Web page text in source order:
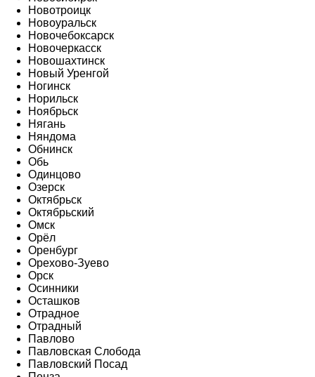
Новотроицк
Новоуральск
Новочебоксарск
Новочеркасск
Новошахтинск
Новый Уренгой
Ногинск
Норильск
Ноябрьск
Нягань
Няндома
Обнинск
Обь
Одинцово
Озерск
Октябрьск
Октябрьский
Омск
Орёл
Оренбург
Орехово-Зуево
Орск
Осинники
Осташков
Отрадное
Отрадный
Павлово
Павловская Слобода
Павловский Посад